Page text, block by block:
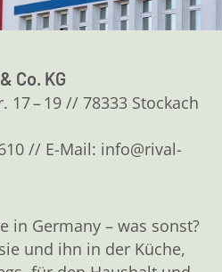
Co. KG
17 – 19 // 78333 Stockach
// E-Mail: info@rival-
in Germany – was sonst?
und ihn in der Küche,